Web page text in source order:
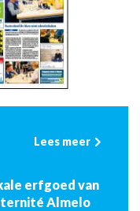
Lees meer
erfgoed van
Almelo